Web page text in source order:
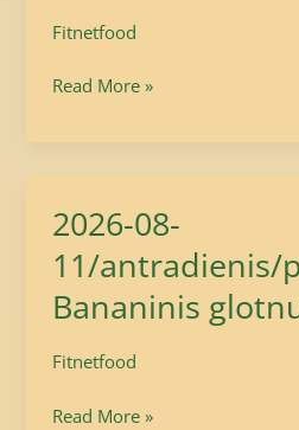
Fitnetfood
kiaušiniu.
Read More »
2026-08-
11/antradienis/
Bananinis
Fitnetfood
2026-
08-
11/antradienis/priešpiečiai/
glotnutis.
Read More »